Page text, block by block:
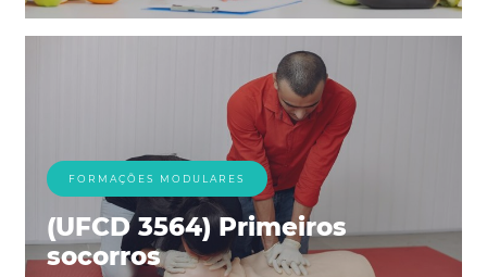
FORMAÇÕES MODULARES
(UFCD 3564) Primeiros
socorros